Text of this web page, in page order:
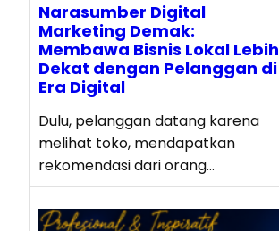
Narasumber Digital
Marketing Demak:
Membawa Bisnis Lokal Lebih
Dekat dengan Pelanggan di
Era Digital
Dulu, pelanggan datang karena
melihat toko, mendapatkan
rekomendasi dari orang…